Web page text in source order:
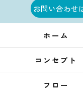
お問い合わせ
ホーム
コンセプト
フロー